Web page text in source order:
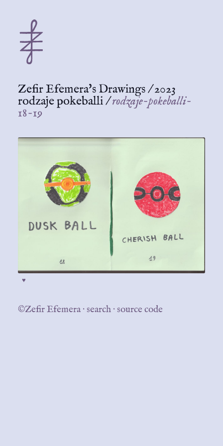
Zefir Efemera's Drawings/2023
rodzaje pokeballi/rodzaje-pokeballi-
18-19
♥
©Zefir Efemera ·search ·source code